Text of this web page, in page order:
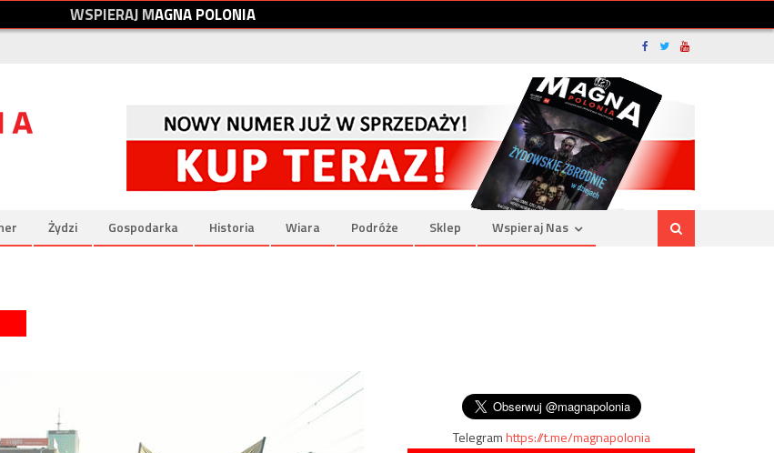
WSPIERAJMAGNAPOLONIA
Żydzi Gospodarka Historia Wiara Podróże Sklep Wspieraj Nas
Telegramhttps://t.me/magnapolonia